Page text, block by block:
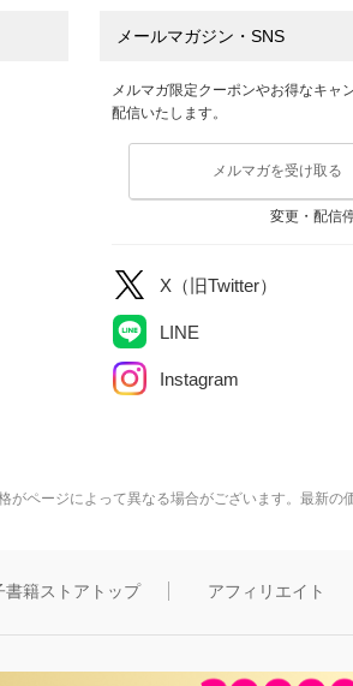
メールマガジン・SNS
メルマガ限定クーポンやお得なキャ
配信いたします。
メルマガを受け取る
変更・配信
X（旧Twitter）
LINE
Instagram
ページによって異なる場合がございます。最新の
書籍ストアトップ アフィリエイト